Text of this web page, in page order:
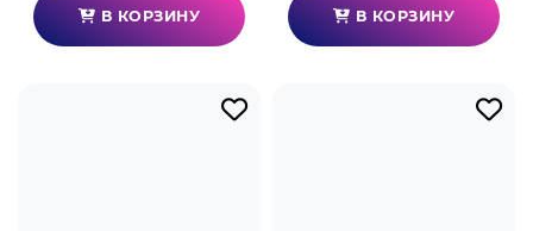
В КОРЗИНУ В КОРЗИНУ